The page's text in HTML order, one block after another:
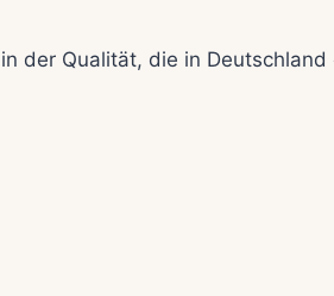
der Qualität, die in Deutschland